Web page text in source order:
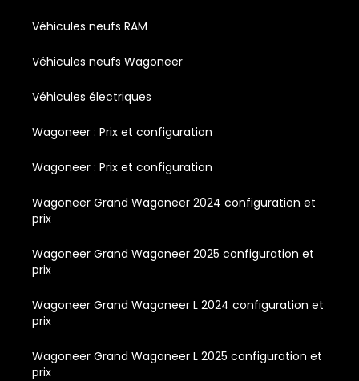
Véhicules neufs RAM
Véhicules neufs Wagoneer
Véhicules électriques
Wagoneer : Prix et configuration
Wagoneer : Prix et configuration
Wagoneer Grand Wagoneer 2024 configuration et
prix
Wagoneer Grand Wagoneer 2025 configuration et
prix
Wagoneer Grand Wagoneer L 2024 configuration et
prix
Wagoneer Grand Wagoneer L 2025 configuration et
prix